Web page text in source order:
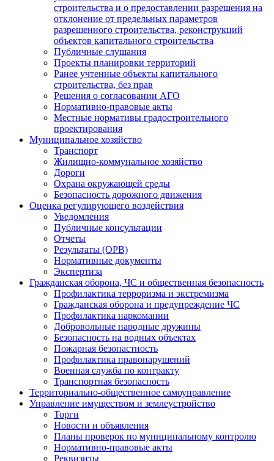
строительства и о предоставлении разрешения на
отклонение от предельных параметров
разрешенного строительства, реконструкций
объектов капитального строительства
Публичные слушания
Проекты планировки территорий
Ранее учтенные объекты капитального
строительства, без прав
Решения о согласовании АГО
Нормативно-правовые акты
Местные нормативы градостроительного
проектирования
Муниципальное хозяйство
Транспорт
Жилищно-коммунальное хозяйство
Дороги
Охрана окружающей среды
Безопасность дорожного движения
Оценка регулирующего воздействия
Уведомления
Публичные консультации
Отчеты
Результаты (ОРВ)
Нормативные документы
Экспертиза
Гражданская оборона, ЧС и общественная безопасность
Профилактика терроризма и экстремизма
Гражданская оборона и предупреждение ЧС
Профилактика наркомании
Добровольные народные дружины
Безопасность на водных объектах
Пожарная безопастность
Профилактика правонарушений
Военная служба по контракту
Транспортная безопасность
Территориально-общественное самоуправление
Управление имуществом и землеустройство
Торги
Новости и объявления
Планы проверок по муниципальному контролю
Нормативно-правовые акты
Реквизиты